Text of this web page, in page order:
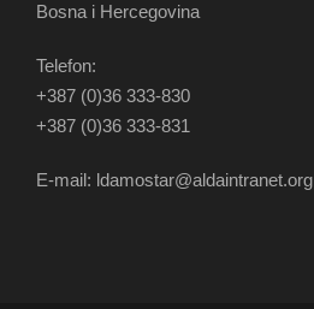
Bosna i Hercegovina
Telefon:
+387 (0)36 333-830
+387 (0)36 333-831
E-mail: ldamostar@aldaintranet.org